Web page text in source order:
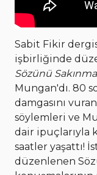
Sabit Fikir
işbirliğinde
Sözünü
Mungan'dı. 80
damgasını
söylemleri ve
dair ipuçlarıyla
saatler yaşattı!
düzenlenen